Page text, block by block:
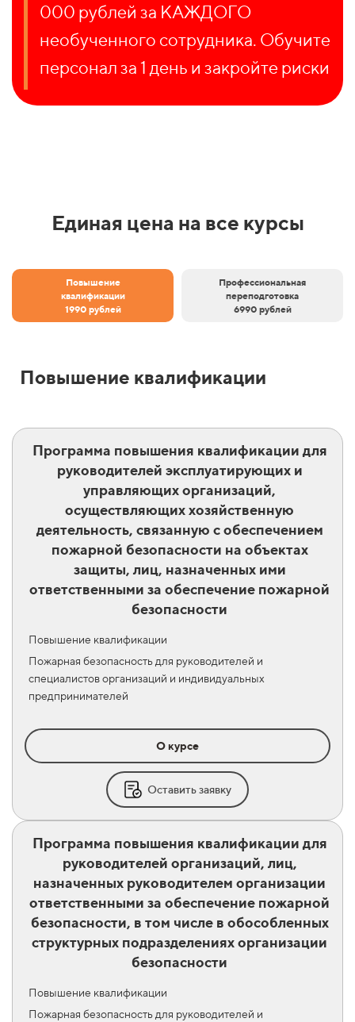
000 рублей за КАЖДОГО
необученного сотрудника. Обучите
персонал за 1 день и закройте риски
Единая цена на все курсы
Повышение
квалификации
1990 рублей
Профессиональная
переподготовка
6990 рублей
Повышение квалификации
Программа повышения квалификации для
руководителей эксплуатирующих и
управляющих организаций,
осуществляющих хозяйственную
деятельность, связанную с обеспечением
пожарной безопасности на объектах
защиты, лиц, назначенных ими
ответственными за обеспечение пожарной
безопасности
Повышение квалификации
Пожарная безопасность для руководителей и
специалистов организаций и индивидуальных
предпринимателей
О курсе
Оставить заявку
Программа повышения квалификации для
руководителей организаций, лиц,
назначенных руководителем организации
ответственными за обеспечение пожарной
безопасности, в том числе в обособленных
структурных подразделениях организации
безопасности
Повышение квалификации
Пожарная безопасность для руководителей и